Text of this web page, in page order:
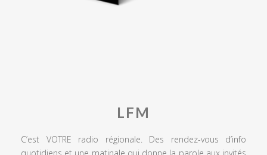
LFM
C’est VOTRE radio régionale. Des rendez-vous d’info
quotidiens et une matinale qui donne la parole aux invités